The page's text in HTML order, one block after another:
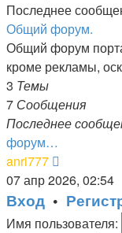
Последнее
Общий форум.
Общий форум
кроме рекламы,
3 Темы
7 Сообщения
Последнее
форум…
anri777
к
07 апр 2026, 02:54
Вход •
Имя пользователя: